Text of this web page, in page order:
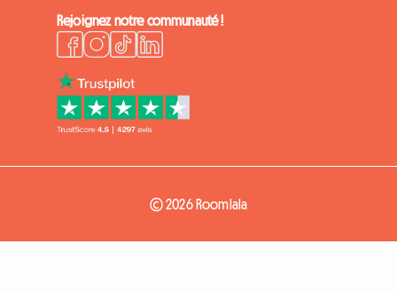
Rejoignez notre communauté !
© 2026 Roomlala